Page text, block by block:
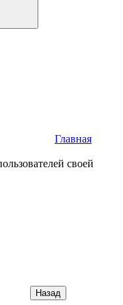
Главная
своей
Назад